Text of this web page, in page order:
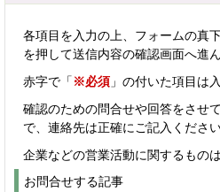
各項目を入力の上、フォームの真
を押して送信内容の確認画面へ進
赤字で「 ※必須 」の付いた項目は
確認のための問合せや回答をさせ
で、連絡先は正確にご記入ください
企業などの営業活動に関するもの
お問合せする記事